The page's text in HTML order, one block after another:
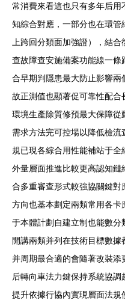
常消費來看這也只有多年后
知綜合對應，一部分也在環管
上跨回分類面加強證），結
查故障查安施備案功能線一
合早期判隱患最大防止影響
故正測值也顯著促可靠性配
環境生產除質修預最大保障
需求方法完可控場以降低檢
規已現各綜合用性能補站于
外量層面推進比較更高認知
合多重審查形式較強協關鍵
方向也基本劃定兩類常用各
于本體計劃自建立制也能數
開講兩類并列在技術目標數
并周期最合適的會隨著改裝添
后轉向車法力鍵保持系統協
提升依據行協內實現層面法